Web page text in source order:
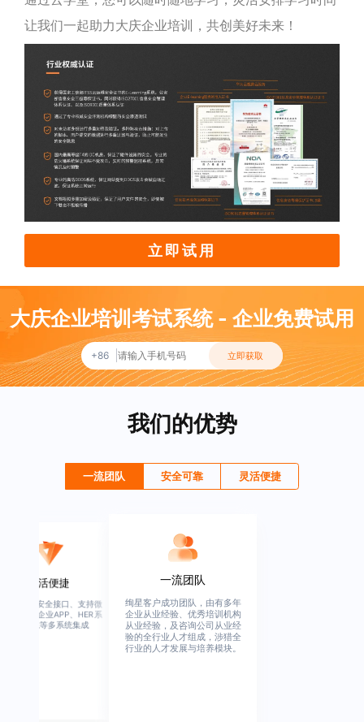
让我们一起助力大庆企业培训，共创美好未来！
立即试用
大庆企业培训考试系统 - 企业免费试用
+86 立即获取
我们的优势
一流团队 安全可靠 灵活便捷
一流团队
星客户成功团队，由有多年
业从业经验、优秀培训机构
业经验，及咨询公司从业经
安全可靠
行业权威资质证书，人脸识
别、设备绑定、文件加密、文
档水印、播放跑马灯、截图保
护、权限管控等全方面安全保
障